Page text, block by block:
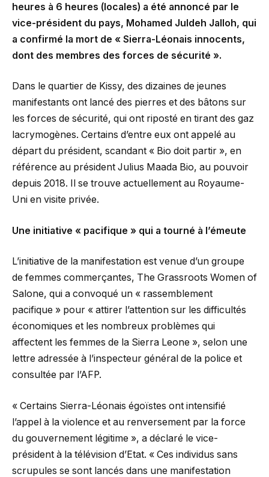
heures à 6 heures (locales) a été annoncé par le
vice-président du pays, Mohamed Juldeh Jalloh, qui
a confirmé la mort de « Sierra-Léonais innocents,
dont des membres des forces de sécurité ».
Dans le quartier de Kissy, des dizaines de jeunes
manifestants ont lancé des pierres et des bâtons sur
les forces de sécurité, qui ont riposté en tirant des gaz
lacrymogènes. Certains d’entre eux ont appelé au
départ du président, scandant « Bio doit partir », en
référence au président Julius Maada Bio, au pouvoir
depuis 2018. Il se trouve actuellement au Royaume-
Uni en visite privée.
Une initiative « pacifique » qui a tourné à l’émeute
L’initiative de la manifestation est venue d’un groupe
de femmes commerçantes, The Grassroots Women of
Salone, qui a convoqué un « rassemblement
pacifique » pour « attirer l’attention sur les difficultés
économiques et les nombreux problèmes qui
affectent les femmes de la Sierra Leone », selon une
lettre adressée à l’inspecteur général de la police et
consultée par l’AFP.
« Certains Sierra-Léonais égoïstes ont intensifié
l’appel à la violence et au renversement par la force
du gouvernement légitime », a déclaré le vice-
président à la télévision d’Etat. « Ces individus sans
scrupules se sont lancés dans une manifestation